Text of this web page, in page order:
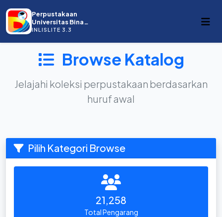
Perpustakaan
Universitas Bina
Darma
INLISLITE 3.3
Browse Katalog
Jelajahi koleksi perpustakaan berdasarkan
huruf awal
Pilih Kategori Browse
21,258
Total Pengarang